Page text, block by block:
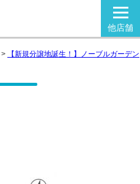
他店舗
> 【新規分譲地誕生！】ノーブルガーデン